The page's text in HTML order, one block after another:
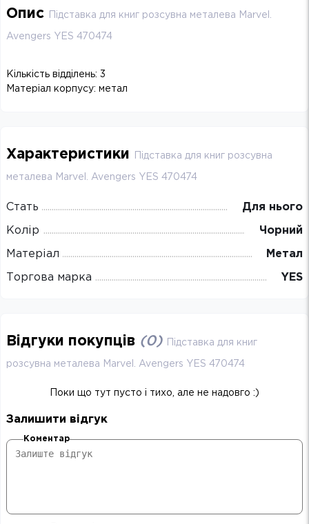
Опис Підставка для книг розсувна металева Marvel.
Avengers YES 470474
Кількість відділень: 3
Матеріал корпусу: метал
Характеристики Підставка для книг розсувна
металева Marvel. Avengers YES 470474
Стать Для нього
Колір Чорний
Матеріал Метал
Торгова марка YES
Відгуки покупців (0) Підставка для книг
розсувна металева Marvel. Avengers YES 470474
Поки що тут пусто і тихо, але не надовго :)
Залишити відгук
Коментар